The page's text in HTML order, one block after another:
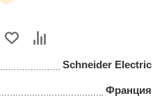
Schneider Electric
Франция